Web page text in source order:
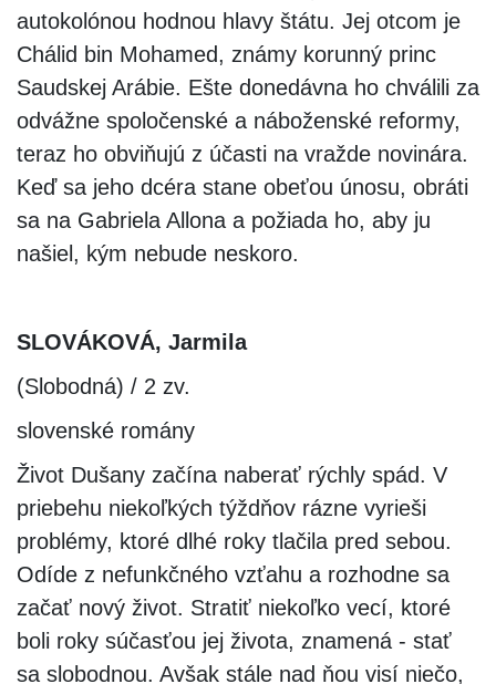
autokolónou hodnou hlavy štátu. Jej otcom je
Chálid bin Mohamed, známy korunný princ
Saudskej Arábie. Ešte donedávna ho chválili za
odvážne spoločenské a náboženské reformy,
teraz ho obviňujú z účasti na vražde novinára.
Keď sa jeho dcéra stane obeťou únosu, obráti
sa na Gabriela Allona a požiada ho, aby ju
našiel, kým nebude neskoro.
SLOVÁKOVÁ, Jarmila
(Slobodná) / 2 zv.
slovenské romány
Život Dušany začína naberať rýchly spád. V
priebehu niekoľkých týždňov rázne vyrieši
problémy, ktoré dlhé roky tlačila pred sebou.
Odíde z nefunkčného vzťahu a rozhodne sa
začať nový život. Stratiť niekoľko vecí, ktoré
boli roky súčasťou jej života, znamená - stať
sa slobodnou. Avšak stále nad ňou visí niečo,